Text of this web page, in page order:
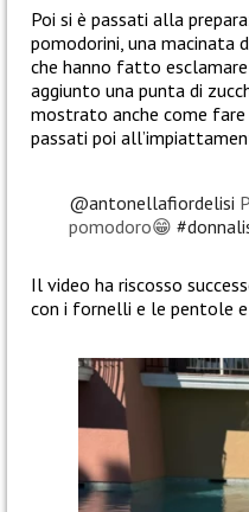
Poi si è passati alla
pomodorini, una macinata
che hanno fatto
aggiunto una punta di
mostrato anche come fare
passati poi
@antonellafiordelisi
pomodoro😁
Il video ha riscosso
con i fornelli e le pentole